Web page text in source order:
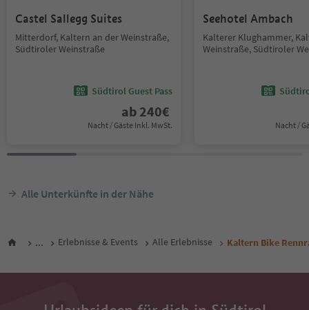
Castel Sallegg Suites
Mitterdorf, Kaltern an der Weinstraße,
Südtiroler Weinstraße
Südtirol Guest Pass
ab 240€
Nacht / Gäste Inkl. MwSt.
Seehotel Ambach
Kalterer Klughammer,
Weinstraße, Südtiroler
Nacht /
Alle Unterkünfte in der Nähe
... Erlebnisse & Events Alle Erlebnisse Kaltern Bike